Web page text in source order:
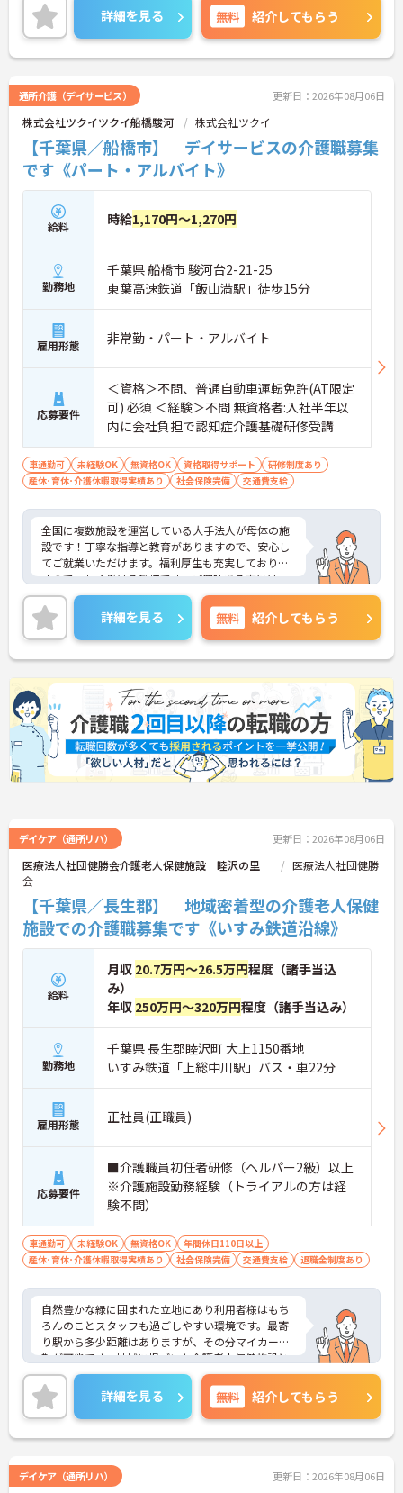
く、日勤中心のデイサービスなので生活リズムも整
えやすく、プライベートな時間もしっかり確保でき
る働きやすい職場です。
＜ありがとう」が嬉しい！工夫とアイデアが活きる
ョンの企画や実施も大切なお仕事です。「どんな工
夫をしたら喜んでいただけるか」をスタッフみんな
で考え、アイデアを形にしていきます。お客様から
直接「ありがとう」と感謝の言葉をいただけたり、
信頼関係が深まっていく喜びを感じられるのが大き
なやりがいです。介護度が比較的高くないため、身
体への負担が少なめなのも特徴です。
詳細を見る 無料 紹介してもらう
通所介護（デイサービス） 更新日：2026年08月06日
株式会社ツクイツクイ船橋駿河 株式会社ツクイ
【千葉県／船橋市】 デイサービスの介護職募集
です《パート・アルバイト》
給料 時給1,170円～1,270円
勤務地
千葉県 船橋市 駿河台2-21-25
東葉高速鉄道「飯山満駅」徒歩15分
雇用形態 非常勤・パート・アルバイト
応募要件
＜資格＞不問、普通自動車運転免許(AT限定
可) 必須 ＜経験＞不問 無資格者:入社半年以
内に会社負担で認知症介護基礎研修受講
車通勤可 未経験OK 無資格OK 資格取得サポート
研修制度あり
産休･育休･介護休暇取得実績あり
社会保険完備 交通費支給
全国に複数施設を運営している大手法人が母体の施
設です！丁寧な指導と教育がありますので、安心し
てご就業いただけます。福利厚生も充実しておりま
すので、長く働ける環境です。ご興味ある方には、
面接のポイントなど、さらに詳細をお話致しますの
でお気軽にご相談ください。
詳細を見る 無料 紹介してもらう
デイケア（通所リハ） 更新日：2026年08月06日
医療法人社団健勝会介護老人保健施設 睦沢の里
医療法人社団健勝
会
【千葉県／長生郡】 地域密着型の介護老人保健
施設での介護職募集です《いすみ鉄道沿線》
給料
月収 20.7万円～26.5万円程度（諸手当込
み）
年収 250万円～320万円程度（諸手当込み）
勤務地
千葉県 長生郡睦沢町 大上1150番地
いすみ鉄道「上総中川駅」バス・車22分
雇用形態 正社員(正職員)
応募要件
■介護職員初任者研修（ヘルパー2級）以上
※介護施設勤務経験（トライアルの方は経
験不問）
車通勤可 未経験OK 無資格OK
年間休日110日以上
産休･育休･介護休暇取得実績あり
社会保険完備 交通費支給 退職金制度あり
自然豊かな緑に囲まれた立地にあり利用者様はもち
ろんのことスタッフも過ごしやすい環境です。最寄
り駅から多少距離はありますが、その分マイカー通
勤が可能です。地域に根づいた介護老人保健施設と
して地域に貢献しております。ご興味のある方はお
気軽にお問い合わせ下さいませ。
詳細を見る 無料 紹介してもらう
デイケア（通所リハ） 更新日：2026年08月06日